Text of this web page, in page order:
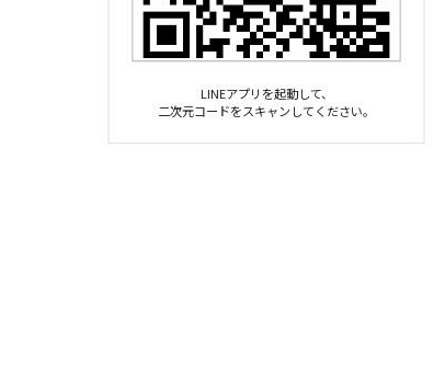
LINEアプリを起動して、
二次元コードをスキャンしてください。